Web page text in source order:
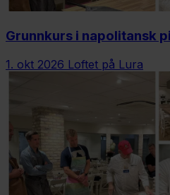
Grunnkurs i napolitansk
1. okt 2026 Loftet på Lura